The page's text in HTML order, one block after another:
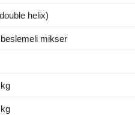
helix)
mikser